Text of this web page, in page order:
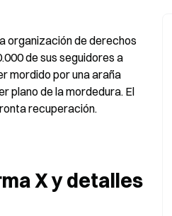
organización de derechos
de sus seguidores a
mordido por una araña
plano de la mordedura. El
recuperación.
X y detalles